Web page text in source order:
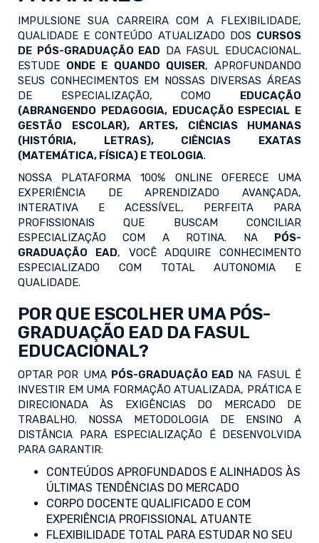
IMPULSIONE SUA CARREIRA COM A FLEXIBILIDADE,
QUALIDADE E CONTEÚDO ATUALIZADO DOS CURSOS
DE PÓS-GRADUAÇÃO EAD DA FASUL EDUCACIONAL.
ESTUDE ONDE E QUANDO QUISER, APROFUNDANDO
SEUS CONHECIMENTOS EM NOSSAS DIVERSAS ÁREAS
DE ESPECIALIZAÇÃO, COMO EDUCAÇÃO
(ABRANGENDO PEDAGOGIA, EDUCAÇÃO ESPECIAL E
GESTÃO ESCOLAR), ARTES, CIÊNCIAS HUMANAS
(HISTÓRIA, LETRAS), CIÊNCIAS EXATAS
(MATEMÁTICA, FÍSICA) E TEOLOGIA.
NOSSA PLATAFORMA 100% ONLINE OFERECE UMA
EXPERIÊNCIA DE APRENDIZADO AVANÇADA,
INTERATIVA E ACESSÍVEL, PERFEITA PARA
PROFISSIONAIS QUE BUSCAM CONCILIAR
ESPECIALIZAÇÃO COM A ROTINA. NA PÓS-
GRADUAÇÃO EAD, VOCÊ ADQUIRE CONHECIMENTO
ESPECIALIZADO COM TOTAL AUTONOMIA E
QUALIDADE.
POR QUE ESCOLHER UMA PÓS-
GRADUAÇÃO EAD DA FASUL
EDUCACIONAL?
OPTAR POR UMA PÓS-GRADUAÇÃO EAD NA FASUL É
INVESTIR EM UMA FORMAÇÃO ATUALIZADA, PRÁTICA E
DIRECIONADA ÀS EXIGÊNCIAS DO MERCADO DE
TRABALHO. NOSSA METODOLOGIA DE ENSINO A
DISTÂNCIA PARA ESPECIALIZAÇÃO É DESENVOLVIDA
PARA GARANTIR:
CONTEÚDOS APROFUNDADOS E ALINHADOS ÀS
ÚLTIMAS TENDÊNCIAS DO MERCADO
CORPO DOCENTE QUALIFICADO E COM
EXPERIÊNCIA PROFISSIONAL ATUANTE
FLEXIBILIDADE TOTAL PARA ESTUDAR NO SEU